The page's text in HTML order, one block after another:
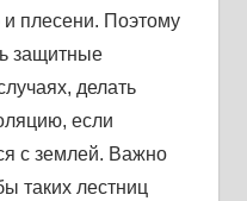
плесени. Поэтому
защитные
делать
если
с землей. Важно
таких лестниц